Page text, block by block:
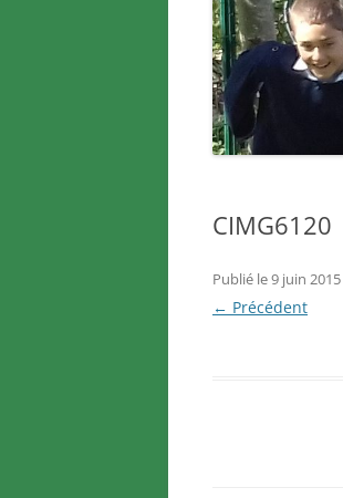
CIMG6120
Publié le9 juin 2015
← Précédent